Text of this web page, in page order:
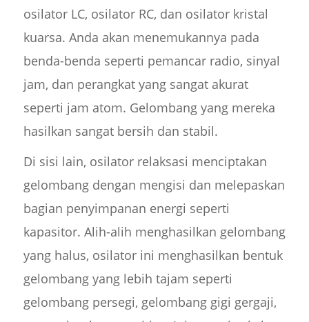
osilator LC, osilator RC, dan osilator kristal
kuarsa. Anda akan menemukannya pada
benda-benda seperti pemancar radio, sinyal
jam, dan perangkat yang sangat akurat
seperti jam atom. Gelombang yang mereka
hasilkan sangat bersih dan stabil.
Di sisi lain, osilator relaksasi menciptakan
gelombang dengan mengisi dan melepaskan
bagian penyimpanan energi seperti
kapasitor. Alih-alih menghasilkan gelombang
yang halus, osilator ini menghasilkan bentuk
gelombang yang lebih tajam seperti
gelombang persegi, gelombang gigi gergaji,